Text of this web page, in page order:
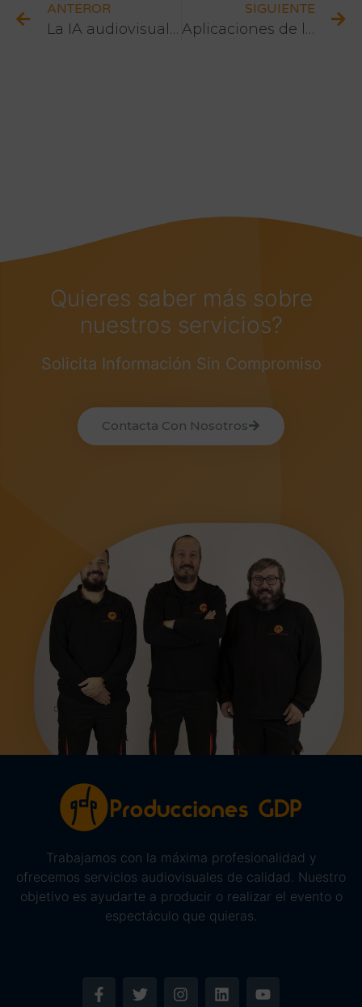
ANTEROR
La IA audiovisual para el SEO
SIGUIENTE
Aplicaciones de la IA en Grabaciones
Quieres saber más sobre
nuestros servicios?
Solicita Información Sin Compromiso
Contacta Con Nosotros
Trabajamos con la máxima profesionalidad y
ofrecemos servicios audiovisuales de calidad. Nuestro
objetivo es ayudarte a producir o realizar el evento o
espectáculo que quieras.